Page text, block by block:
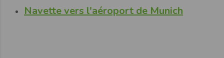
Navette vers l'aéroport de Munich